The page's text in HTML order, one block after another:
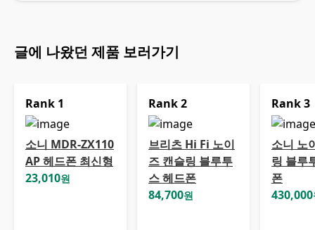
글에 나왔던 제품 보러가기
Rank 1
소니 MDR-ZX110
AP 헤드폰 최신형
23,010원
Rank2
브리츠 Hi Fi 노이
즈 캔슬링 블루투
스 헤드폰
84,700원
Rank3
소니 노
링 블루
폰
430,000